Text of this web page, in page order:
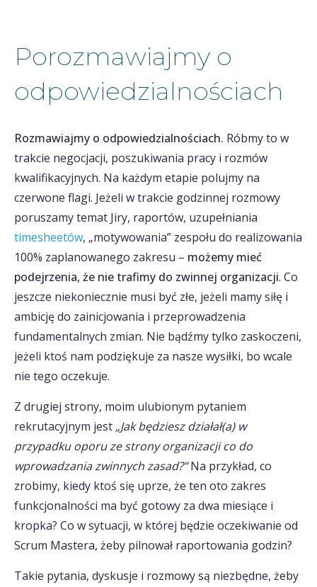
Porozmawiajmy o
odpowiedzialnościach
Rozmawiajmy o odpowiedzialnościach. Róbmy to w
trakcie negocjacji, poszukiwania pracy i rozmów
kwalifikacyjnych. Na każdym etapie polujmy na
czerwone flagi. Jeżeli w trakcie godzinnej rozmowy
poruszamy temat Jiry, raportów, uzupełniania
timesheetów, „motywowania” zespołu do realizowania
100% zaplanowanego zakresu – możemy mieć
podejrzenia, że nie trafimy do zwinnej organizacji. Co
jeszcze niekoniecznie musi być złe, jeżeli mamy siłę i
ambicję do zainicjowania i przeprowadzenia
fundamentalnych zmian. Nie bądźmy tylko zaskoczeni,
jeżeli ktoś nam podziękuje za nasze wysiłki, bo wcale
nie tego oczekuje.
Z drugiej strony, moim ulubionym pytaniem
rekrutacyjnym jest „Jak będziesz działał(a) w
przypadku oporu ze strony organizacji co do
wprowadzania zwinnych zasad?”Na przykład, co
zrobimy, kiedy ktoś się uprze, że ten oto zakres
funkcjonalności ma być gotowy za dwa miesiące i
kropka? Co w sytuacji, w której będzie oczekiwanie od
Scrum Mastera, żeby pilnował raportowania godzin?
Takie pytania, dyskusje i rozmowy są niezbędne, żeby